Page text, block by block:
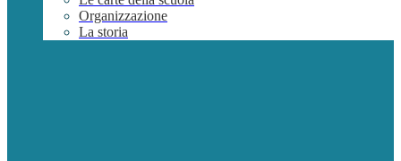
Organizzazione
La storia